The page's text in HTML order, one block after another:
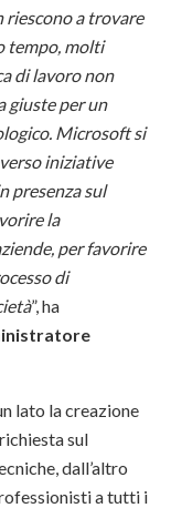
riescono a trovare
tempo, molti
di lavoro non
giuste per un
Microsoft si
iniziative
presenza sul
la
per favorire
di
”, ha
lato la creazione
sul
dall’altro
a tutti i